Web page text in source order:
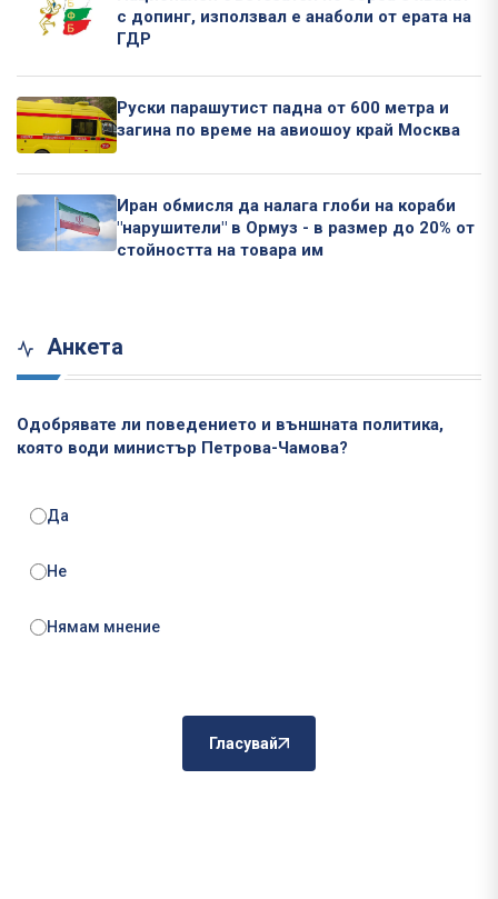
с допинг, използвал е анаболи от ерата на
ГДР
Руски парашутист падна от 600 метра и
загина по време на авиошоу край Москва
Иран обмисля да налага глоби на кораби
"нарушители" в Ормуз - в размер до 20% от
стойността на товара им
Анкета
Одобрявате ли поведението и външната политика,
която води министър Петрова-Чамова?
Да
Не
Нямам мнение
Гласувай